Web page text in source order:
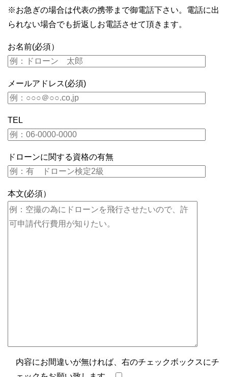
※お急ぎの場合は代表の携帯まで御電話下さい。電話に出
られない場合でも折返しお電話させて頂きます。
お名前(必須）
メールアドレス(必須)
TEL
ドローンに関する資格の有無
本文(必須）
内容にお間違いが無ければ、右のチェックボックスにチ